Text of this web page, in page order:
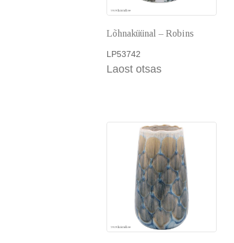
Lõhnaküünal – Robins
LP53742
Laost otsas